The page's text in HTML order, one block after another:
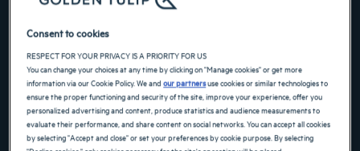
Navigate forward to interact with the calendar and select a date. Press the
Navigate backward to interact with the
Spezialcode hinzufügen
Consent to cookies
RESPECT FOR YOUR PRIVACY IS A PRIORITY FOR US
You can change your choices at any time by clicking on "Manage cookies" or get more
information via our Cookie Policy. We andour partnersuse cookies or similar technologies to
ensure the proper functioning and security of the site, improve your experience, offer you
personalized advertising and content, produce statistics and audience measurements to
evaluate their performance, and share content on social networks. You can accept all cookies
by selecting "Accept and close" or set your preferences by cookie purpose. By selecting